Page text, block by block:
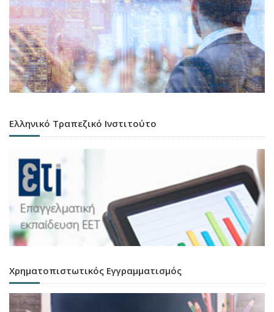
Ελληνικό Τραπεζικό Ινστιτούτο
Χρηματοπιστωτικός Εγγραμματισμός